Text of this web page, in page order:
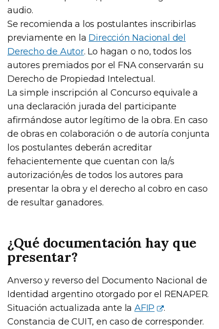
audio.
Se recomienda a los postulantes inscribirlas
previamente en la Dirección Nacional del
Derecho de Autor. Lo hagan o no, todos los
autores premiados por el FNA conservarán su
Derecho de Propiedad Intelectual.
La simple inscripción al Concurso equivale a
una declaración jurada del participante
afirmándose autor legítimo de la obra. En caso
de obras en colaboración o de autoría conjunta
los postulantes deberán acreditar
fehacientemente que cuentan con la/s
autorización/es de todos los autores para
presentar la obra y el derecho al cobro en caso
de resultar ganadores.
¿Qué documentación hay que
presentar?
Anverso y reverso del Documento Nacional de
Identidad argentino otorgado por el RENAPER.
Situación actualizada ante laAFIP
.
Constancia de CUIT, en caso de corresponder.